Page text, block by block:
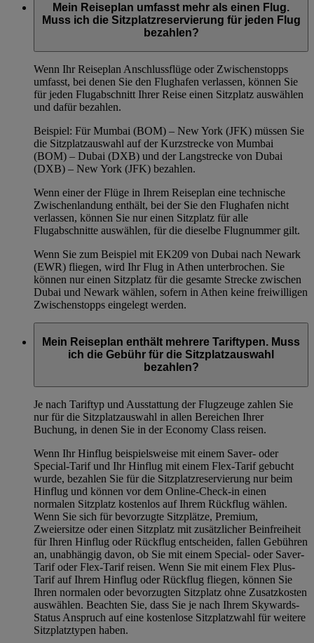
Mein Reiseplan umfasst mehr als einen Flug.
Muss ich die Sitzplatzreservierung für jeden Flug
bezahlen?
Wenn Ihr Reiseplan Anschlussflüge oder Zwischenstopps
umfasst, bei denen Sie den Flughafen verlassen, können Sie
für jeden Flugabschnitt Ihrer Reise einen Sitzplatz auswählen
und dafür bezahlen.
Beispiel: Für Mumbai (BOM) – New York (JFK) müssen Sie
die Sitzplatzauswahl auf der Kurzstrecke von Mumbai
(BOM) – Dubai (DXB) und der Langstrecke von Dubai
(DXB) – New York (JFK) bezahlen.
Wenn einer der Flüge in Ihrem Reiseplan eine technische
Zwischenlandung enthält, bei der Sie den Flughafen nicht
verlassen, können Sie nur einen Sitzplatz für alle
Flugabschnitte auswählen, für die dieselbe Flugnummer gilt.
Wenn Sie zum Beispiel mit EK209 von Dubai nach Newark
(EWR) fliegen, wird Ihr Flug in Athen unterbrochen. Sie
können nur einen Sitzplatz für die gesamte Strecke zwischen
Dubai und Newark wählen, sofern in Athen keine freiwilligen
Zwischenstopps eingelegt werden.
Mein Reiseplan enthält mehrere Tariftypen. Muss
ich die Gebühr für die Sitzplatzauswahl
bezahlen?
Je nach Tariftyp und Ausstattung der Flugzeuge zahlen Sie
nur für die Sitzplatzauswahl in allen Bereichen Ihrer
Buchung, in denen Sie in der Economy Class reisen.
Wenn Ihr Hinflug beispielsweise mit einem Saver- oder
Special-Tarif und Ihr Hinflug mit einem Flex-Tarif gebucht
wurde, bezahlen Sie für die Sitzplatzreservierung nur beim
Hinflug und können vor dem Online-Check-in einen
normalen Sitzplatz kostenlos auf Ihrem Rückflug wählen.
Wenn Sie sich für bevorzugte Sitzplätze, Premium,
Zweiersitze oder einen Sitzplatz mit zusätzlicher Beinfreiheit
für Ihren Hinflug oder Rückflug entscheiden, fallen Gebühren
an, unabhängig davon, ob Sie mit einem Special- oder Saver-
Tarif oder Flex-Tarif reisen. Wenn Sie mit einem Flex Plus-
Tarif auf Ihrem Hinflug oder Rückflug fliegen, können Sie
Ihren normalen oder bevorzugten Sitzplatz ohne Zusatzkosten
auswählen. Beachten Sie, dass Sie je nach Ihrem Skywards-
Status Anspruch auf eine kostenlose Sitzplatzwahl für weitere
Sitzplatztypen haben.